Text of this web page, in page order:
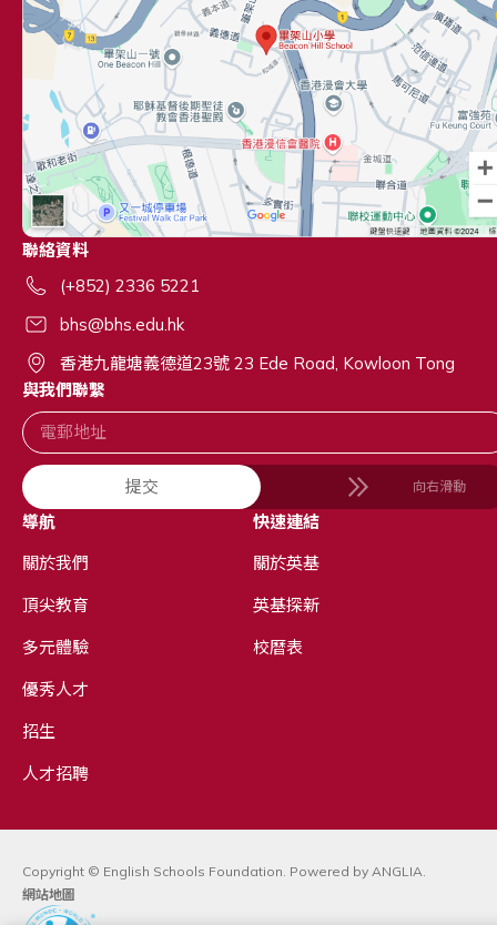
聯絡資料
(+852) 2336 5221
bhs@bhs.edu.hk
香港九龍塘義德道23號 23 Ede Road, Kowloon Tong
與我們聯繫
提交 向右滑動
導航
關於我們
頂尖教育
多元體驗
優秀人才
招生
人才招聘
快速連結
關於英基
英基探新
校曆表
Copyright © English Schools Foundation. Powered by ANGLIA
網站地圖